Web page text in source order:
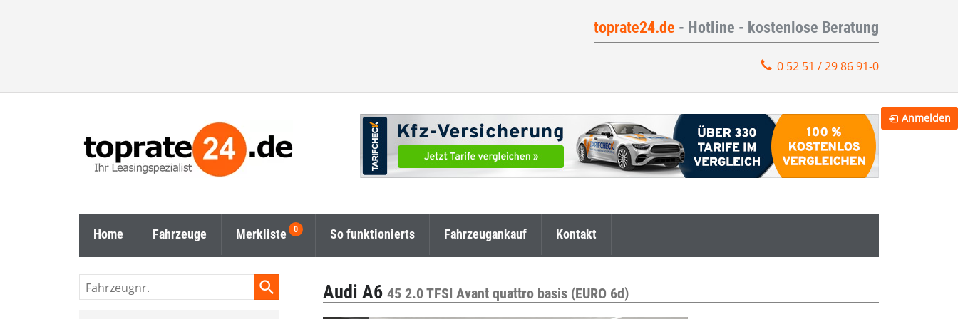
toprate24.de - Hotline - kostenlose Beratung
0 52 51 / 29 86 91-0
Home Fahrzeuge Merkliste So funktionierts Fahrzeugankauf Kontakt
Audi A645 2.0 TFSI Avant quattro basis (EURO 6d)
Fahrzeugnr.
Anmelden